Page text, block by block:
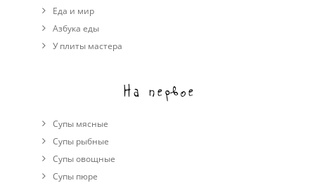
Еда и мир
Азбука еды
У плиты мастера
На первое
Супы мясные
Супы рыбные
Супы овощные
Cупы пюре